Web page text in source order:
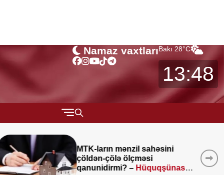
Namaz vaxtlarıBakı 28°C
13:48
MÜSAHİBƏ
MARAQLI
Kartdan-karta köçürmələrlə
bağlıvacib açıqlama